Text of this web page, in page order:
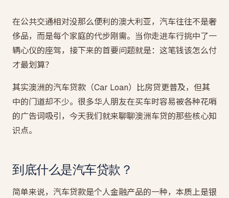
在公共交通相对没那么便利的澳大利亚，汽车往往不是奢
侈品，而是每个家庭的代步刚需。当你走进车行挑中了一
辆心仪的座驾，接下来的首要问题就是：这笔钱该怎么付
才最划算？
其实澳洲的汽车贷款（Car Loan）比房贷更普及，但其
中的门道却不少。很多华人朋友在买车时容易被各种花哨
的广告词吸引，今天我们就来聊聊澳洲车贷的那些核心知
识点。
到底什么是汽车贷款？
简单来说，汽车贷款是个人金融产品的一种，本质上是银